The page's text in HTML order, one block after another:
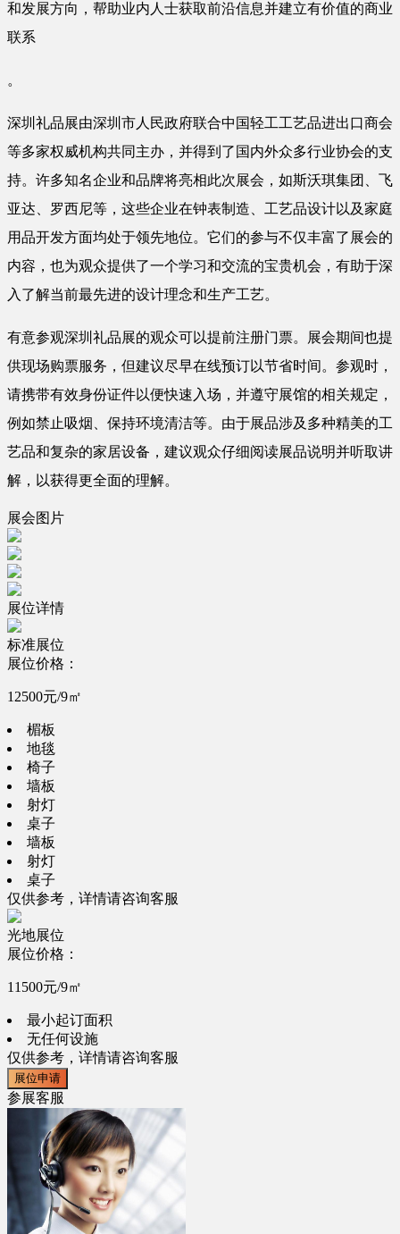
和发展方向，帮助业内人士获取前沿信息并建立有价值的商业
联系
。
深圳礼品展由深圳市人民政府联合中国轻工工艺品进出口商会
等多家权威机构共同主办，并得到了国内外众多行业协会的支
持。许多知名企业和品牌将亮相此次展会，如斯沃琪集团、飞
亚达、罗西尼等，这些企业在钟表制造、工艺品设计以及家庭
用品开发方面均处于领先地位。它们的参与不仅丰富了展会的
内容，也为观众提供了一个学习和交流的宝贵机会，有助于深
入了解当前最先进的设计理念和生产工艺。
有意参观深圳礼品展的观众可以提前注册门票。展会期间也提
供现场购票服务，但建议尽早在线预订以节省时间。参观时，
请携带有效身份证件以便快速入场，并遵守展馆的相关规定，
例如禁止吸烟、保持环境清洁等。由于展品涉及多种精美的工
艺品和复杂的家居设备，建议观众仔细阅读展品说明并听取讲
解，以获得更全面的理解。
展会图片
展位详情
标准展位
展位价格：
12500元/9㎡
楣板
地毯
椅子
墙板
射灯
桌子
墙板
射灯
桌子
仅供参考，详情请咨询客服
光地展位
展位价格：
11500元/9㎡
最小起订面积
无任何设施
仅供参考，详情请咨询客服
展位申请
参展客服